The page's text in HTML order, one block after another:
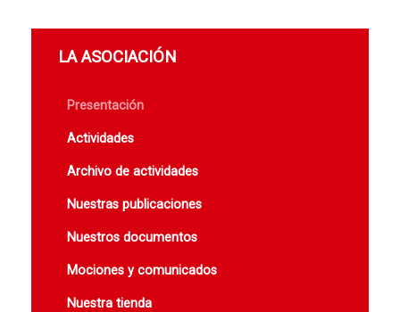
LA ASOCIACIÓN
Presentación
Actividades
Archivo de actividades
Nuestras publicaciones
Nuestros documentos
Mociones y comunicados
Nuestra tienda